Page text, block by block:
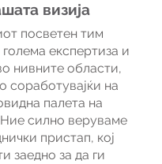
визија
посветен тим
експертиза и
нивните области,
соработувајќи на
палета на
силно веруваме
пристап, кој
заедно за да ги